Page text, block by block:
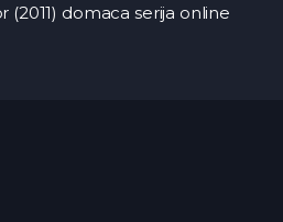
(2011) domaca serija online